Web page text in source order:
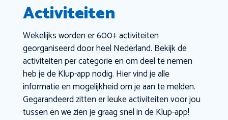
Activiteiten
Wekelijks worden er 600+ activiteiten
georganiseerd door heel Nederland. Bekijk de
activiteiten per categorie en om deel te nemen
heb je de Klup-app nodig. Hier vind je alle
informatie en mogelijkheid om je aan te melden.
Gegarandeerd zitten er leuke activiteiten voor jou
tussen en we zien je graag snel in de Klup-app!